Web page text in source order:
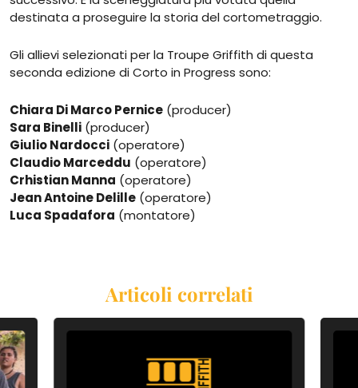
destinata a proseguire la storia del cortometraggio.
Gli allievi selezionati per la Troupe Griffith di questa
seconda edizione di Corto in Progress sono:
Chiara Di Marco Pernice (producer)
Sara Binelli (producer)
Giulio Nardocci (operatore)
Claudio Marceddu (operatore)
Crhistian Manna (operatore)
Jean Antoine Delille (operatore)
Luca Spadafora (montatore)
Articoli correlati